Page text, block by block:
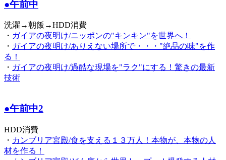
●午前中
洗濯→朝飯→HDD消費
・ ガイアの夜明け/ニッポンの"キンキン"を世界へ！
・ ガイアの夜明け/ありえない場所で・・・"絶品の味"を作
る！
・ ガイアの夜明け/過酷な現場を"ラク"にする！驚きの最新
技術
●午前中2
HDD消費
・ カンブリア宮殿/食を支える１３万人！本物が、本物の人
材を作る！